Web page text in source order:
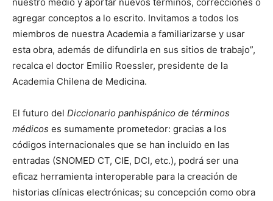
agregar conceptos a lo escrito. Invitamos a todos los
miembros de nuestra Academia a familiarizarse y usar
esta obra, además de difundirla en sus sitios de trabajo”,
recalca el doctor Emilio Roessler, presidente de la
Academia Chilena de Medicina.
El futuro del Diccionario panhispánico de términos
médicos es sumamente prometedor: gracias a los
códigos internacionales que se han incluido en las
entradas (SNOMED CT, CIE, DCI, etc.), podrá ser una
eficaz herramienta interoperable para la creación de
historias clínicas electrónicas; su concepción como obra